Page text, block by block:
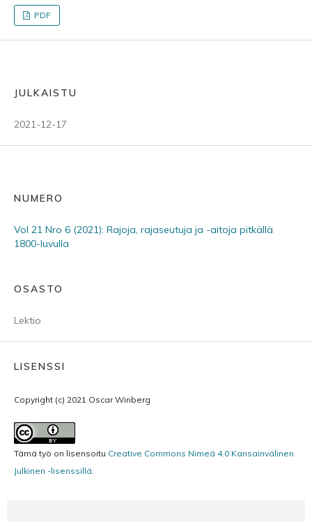
PDF
JULKAISTU
2021-12-17
NUMERO
Vol 21 Nro 6 (2021): Rajoja, rajaseutuja ja -aitoja pitkällä
1800-luvulla
OSASTO
Lektio
LISENSSI
Copyright (c) 2021 Oscar Winberg
Tämä työ on lisensoitu Creative Commons Nimeä 4.0 Kansainvälinen
Julkinen -lisenssillä.